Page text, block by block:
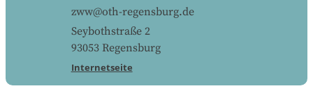
zww@oth-regensburg.de
Seybothstraße 2
93053 Regensburg
Internetseite